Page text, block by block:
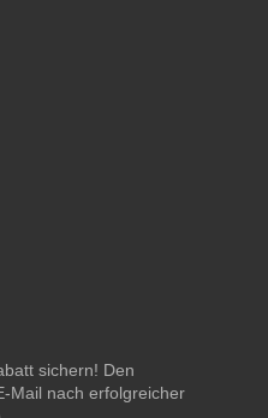
sichern! Den
Mail nach erfolgreicher